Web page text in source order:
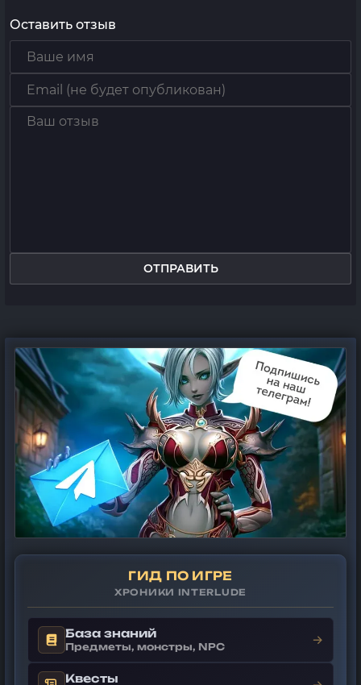
Оставить отзыв
ОТПРАВИТЬ
ГИД ПО ИГРЕ
ХРОНИКИ INTERLUDE
База знаний
Предметы, монстры, NPC →
Квесты